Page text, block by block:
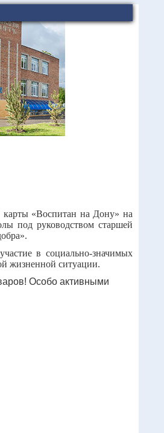
карты «Воспитан на Дону» на
под руководством старшей
в социально-значимых
жизненной ситуации.
Особо активными